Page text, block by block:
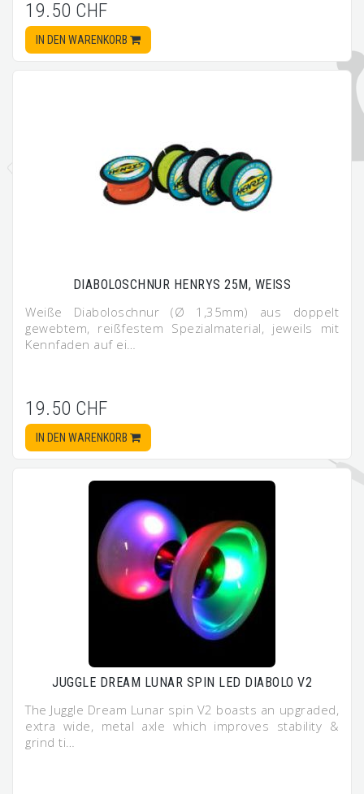
19.50 CHF
IN DEN WARENKORB
DIABOLOSCHNUR HENRYS 25M, WEISS
Weiße Diaboloschnur (Ø 1,35mm) aus doppelt
gewebtem, reißfestem Spezialmaterial, jeweils mit
Kennfaden auf ei…
19.50 CHF
IN DEN WARENKORB
JUGGLE DREAM LUNAR SPIN LED DIABOLO V2
The Juggle Dream Lunar spin V2 boasts an upgraded,
extra wide, metal axle which improves stability &
grind ti…